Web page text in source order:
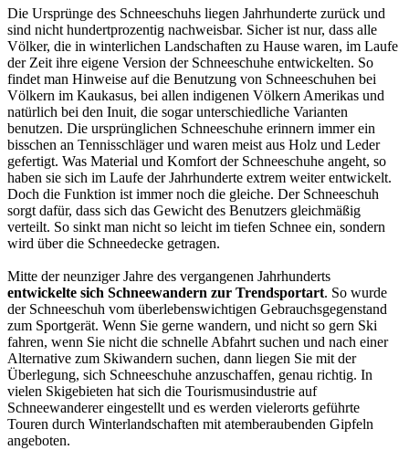
Die Ursprünge des Schneeschuhs liegen Jahrhunderte zurück und
sind nicht hundertprozentig nachweisbar. Sicher ist nur, dass alle
Völker, die in winterlichen Landschaften zu Hause waren, im Laufe
der Zeit ihre eigene Version der Schneeschuhe entwickelten. So
findet man Hinweise auf die Benutzung von Schneeschuhen bei
Völkern im Kaukasus, bei allen indigenen Völkern Amerikas und
natürlich bei den Inuit, die sogar unterschiedliche Varianten
benutzen. Die ursprünglichen Schneeschuhe erinnern immer ein
bisschen an Tennisschläger und waren meist aus Holz und Leder
gefertigt. Was Material und Komfort der Schneeschuhe angeht, so
haben sie sich im Laufe der Jahrhunderte extrem weiter entwickelt.
Doch die Funktion ist immer noch die gleiche. Der Schneeschuh
sorgt dafür, dass sich das Gewicht des Benutzers gleichmäßig
verteilt. So sinkt man nicht so leicht im tiefen Schnee ein, sondern
wird über die Schneedecke getragen.
Mitte der neunziger Jahre des vergangenen Jahrhunderts
entwickelte sich Schneewandern zur Trendsportart. So wurde
der Schneeschuh vom überlebenswichtigen Gebrauchsgegenstand
zum Sportgerät. Wenn Sie gerne wandern, und nicht so gern Ski
fahren, wenn Sie nicht die schnelle Abfahrt suchen und nach einer
Alternative zum Skiwandern suchen, dann liegen Sie mit der
Überlegung, sich Schneeschuhe anzuschaffen, genau richtig. In
vielen Skigebieten hat sich die Tourismusindustrie auf
Schneewanderer eingestellt und es werden vielerorts geführte
Touren durch Winterlandschaften mit atemberaubenden Gipfeln
angeboten.